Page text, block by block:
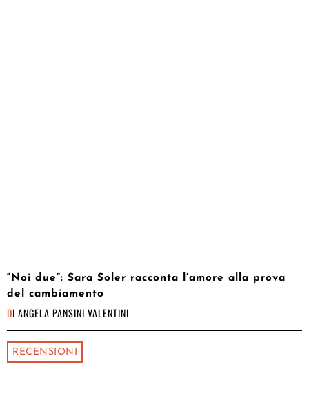
“Noi due”: Sara Soler racconta l’amore alla prova
del cambiamento
DI ANGELA PANSINI VALENTINI
RECENSIONI